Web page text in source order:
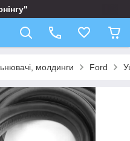
молдинги Ford